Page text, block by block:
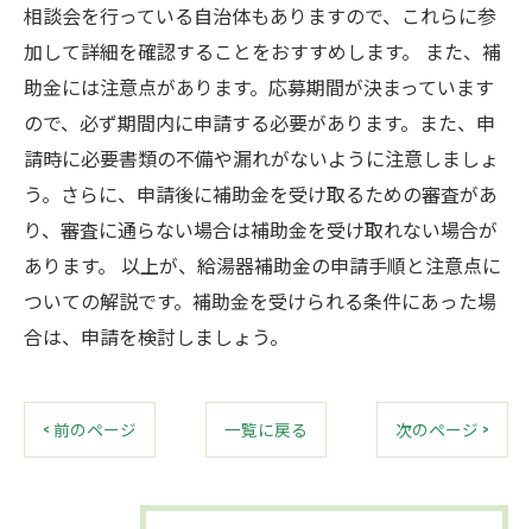
相談会を行っている自治体もありますので、これらに参
加して詳細を確認することをおすすめします。 また、補
助金には注意点があります。応募期間が決まっています
ので、必ず期間内に申請する必要があります。また、申
請時に必要書類の不備や漏れがないように注意しましょ
う。さらに、申請後に補助金を受け取るための審査があ
り、審査に通らない場合は補助金を受け取れない場合が
あります。 以上が、給湯器補助金の申請手順と注意点に
ついての解説です。補助金を受けられる条件にあった場
合は、申請を検討しましょう。
< 前のページ 一覧に戻る 次のページ >